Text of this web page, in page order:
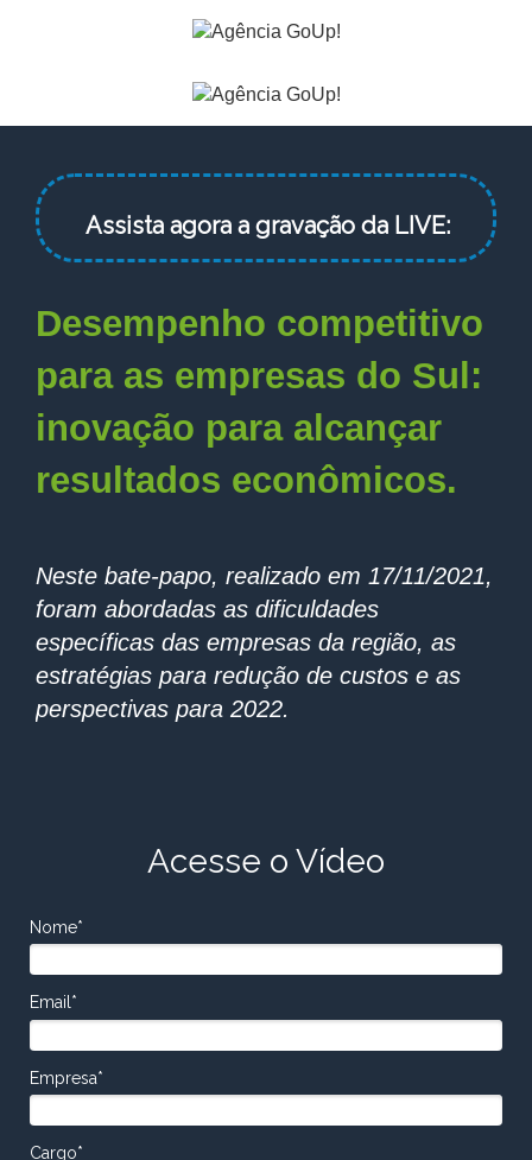
Assista agora a gravação da LIVE:
Desempenho competitivo
para as empresas do Sul:
inovação para alcançar
resultados econômicos.
Neste bate-papo, realizado em 17/11/2021,
foram abordadas as dificuldades
específicas das empresas da região, as
estratégias para redução de custos e as
perspectivas para 2022.
Acesse o Vídeo
Nome*
Email*
Empresa*
Cargo*